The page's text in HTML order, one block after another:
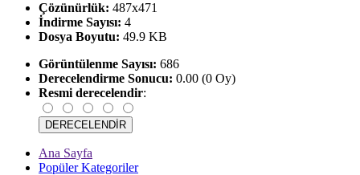
Çözünürlük: 487x471
İndirme Sayısı: 4
Dosya Boyutu: 49.9 KB
Görüntülenme Sayısı: 686
Derecelendirme Sonucu: 0.00 (0 Oy)
Resmi derecelendir:
Ana Sayfa
Popüler Kategoriler